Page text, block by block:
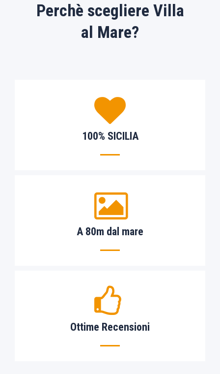
Perchè scegliere Villa
al Mare?
100% SICILIA
A 80m dal mare
Ottime Recensioni